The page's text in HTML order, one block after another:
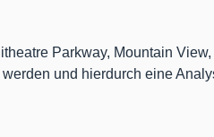
Parkway, Mountain
und hierdurch eine